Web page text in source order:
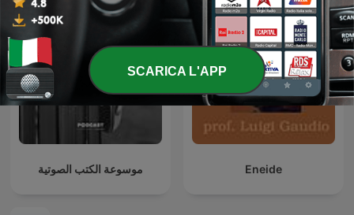
موسوعة الكتب الصوتية Eneide
SCARICA L'APP